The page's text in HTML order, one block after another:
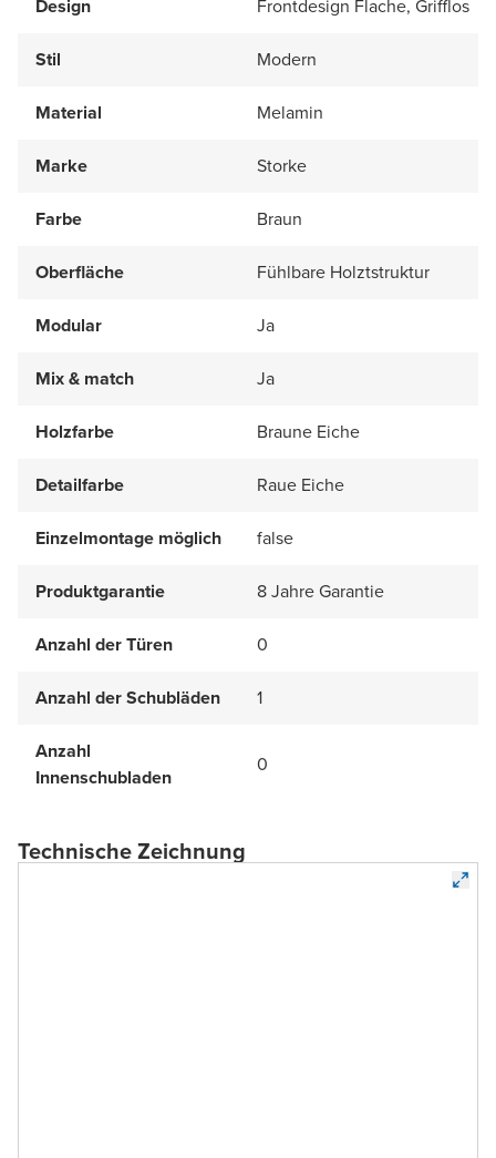
Design Frontdesign Flache, Grifflos
Stil Modern
Material Melamin
Marke Storke
Farbe Braun
Oberfläche Fühlbare Holztstruktur
Modular Ja
Mix & match Ja
Holzfarbe Braune Eiche
Detailfarbe Raue Eiche
Einzelmontage möglich false
Produktgarantie 8 Jahre Garantie
Anzahl der Türen 0
Anzahl der Schubläden 1
Anzahl
Innenschubladen
0
Technische Zeichnung